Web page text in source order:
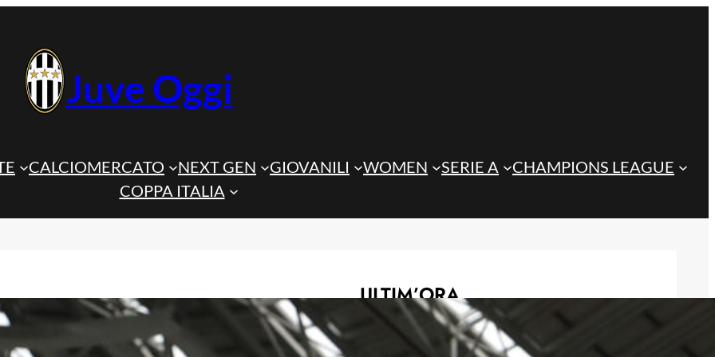
Juve Oggi
CALCIOMERCATO NEXT GEN GIOVANILI WOMEN SERIE A
CHAMPIONS LEAGUE
COPPA ITALIA
ULTIM’ORA
L’Arsenal punta Yildiz, ma la
Juventus alza il muro: fissata la